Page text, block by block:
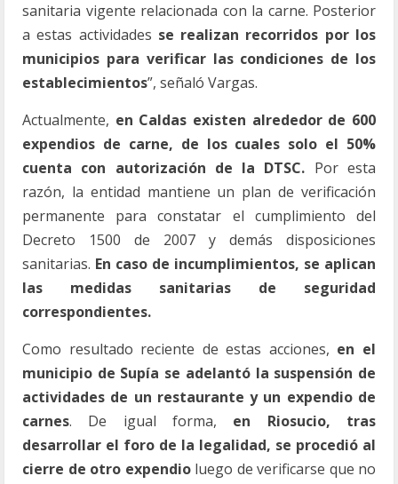
sanitaria vigente relacionada con la carne. Posterior
a estas actividades se realizan recorridos por los
municipios para verificar las condiciones de los
establecimientos”, señaló Vargas.
Actualmente, en Caldas existen alrededor de 600
expendios de carne, de los cuales solo el 50%
cuenta con autorización de la DTSC. Por esta
razón, la entidad mantiene un plan de verificación
permanente para constatar el cumplimiento del
Decreto 1500 de 2007 y demás disposiciones
sanitarias. En caso de incumplimientos, se aplican
las medidas sanitarias de seguridad
correspondientes.
Como resultado reciente de estas acciones, en el
municipio de Supía se adelantó la suspensión de
actividades de un restaurante y un expendio de
carnes. De igual forma, en Riosucio, tras
desarrollar el foro de la legalidad, se procedió al
cierre de otro expendio luego de verificarse que no